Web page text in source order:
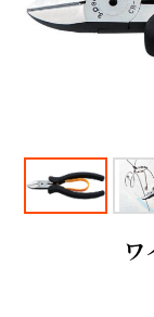
ワ